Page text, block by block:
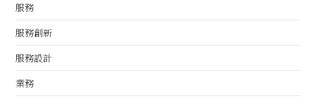
服務
服務創新
服務設計
業務